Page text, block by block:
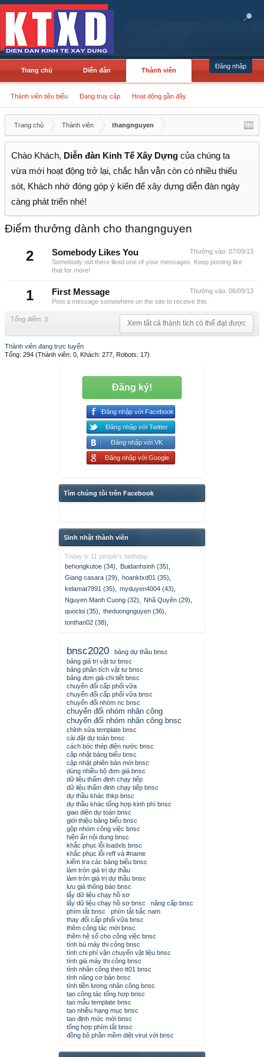
Đăng nhập
Trang chủ Diễn đàn Thành viên
Thành viên tiêu biểu Đang truy cập Hoạt động gần đây
Trang chủ Thành viên thangnguyen
Chào Khách, Diễn đàn Kinh Tế Xây Dựng của chúng ta
vừa mới hoạt động trở lại, chắc hẳn vẫn còn có nhiều thiếu
sót, Khách nhớ đóng góp ý kiến để xây dựng diễn đàn ngày
càng phát triển nhé!
Điểm thưởng dành cho thangnguyen
2 Thưởng vào: 07/09/13
Somebody Likes You
Somebody out there liked one of your messages. Keep posting like
that for more!
1 Thưởng vào: 06/09/13
First Message
Post a message somewhere on the site to receive this.
Tổng điểm: 3 Xem tất cả thành tích có thể đạt được
Thành viên đang trực tuyến
Tổng: 294 (Thành viên: 0, Khách: 277, Robots: 17)
Đăng ký!
Đăng nhập với Facebook
Đăng nhập với Twitter
Đăng nhập với VK
Đăng nhập với Google
Tìm chúng tôi trên Facebook
Sinh nhật thành viên
Today is 11 people's birthday.
behongkutoe (34)
Buidanhsinh (35)
Giang casara (29)
hoanktxd01 (35)
kelamat7891 (35)
myduyen4004 (43)
Nguyen Manh Cuong (32)
Nhã Quyên (29)
quocloi (35)
theduongnguyen (36)
tonthan02 (38)
bnsc2020
bảng dự thầu bnsc
bảng giá trị vật tư bnsc
bảng phân tích vật tư bnsc
bảng đơn giá chi tiết bnsc
chuyển đổi cấp phối vữa
chuyển đổi cấp phối vữa bnsc
chuyển đổi nhóm nc bnsc
chuyển đổi nhóm nhân công
chuyển đổi nhóm nhân công bnsc
chỉnh sửa template bnsc
cài đặt dự toán bnsc
cách bóc thép điện nước bnsc
cập nhật bảng biểu bnsc
cập nhật phiên bản mới bnsc
dùng nhiều bộ đơn giá bnsc
dữ liệu thẩm định chạy tiếp
dữ liệu thẩm định chạy tiếp bnsc
dự thầu khác thkp bnsc
dự thầu khác tổng hợp kinh phí bnsc
giao diện dự toán bnsc
giới thiệu bảng biểu bnsc
gộp nhóm công việc bnsc
hiện ẩn nội dung bnsc
khắc phục lỗi loadxls bnsc
khắc phục lỗi reff và #name
kiểm tra các bảng biểu bnsc
làm tròn giá trị dự thầu
làm tròn giá trị dự thầu bnsc
lưu giá thông báo bnsc
lấy dữ liệu chạy hồ sơ
lấy dữ liệu chạy hồ sơ bnsc
nâng cấp bnsc
phím tắt bnsc
phím tắt bắc nam
thay đổi cấp phối vữa bnsc
thêm công tác mới bnsc
thêm hệ số cho công việc bnsc
tính bù máy thi công bnsc
tính chi phí vận chuyển vật liệu bnsc
tính giá máy thi công bnsc
tính nhân công theo tt01 bnsc
tính năng cơ bản bnsc
tính tiền lương nhân công bnsc
tạo công tác tổng hợp bnsc
tạo mẫu template bnsc
tạo nhiều hạng mục bnsc
tạo định mức mới bnsc
tổng hợp phím tắt bnsc
đồng bộ phần mềm diệt virut với bnsc